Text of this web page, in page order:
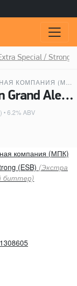
Special / Strong
Пиво 5th Ocean Grand Ale (5-й Океан Гранд Эль) - Московская пивоваренная компания (МПК)
• 6.2% ABV
компания (МПК)
(ESB) (Экстра
биттер)